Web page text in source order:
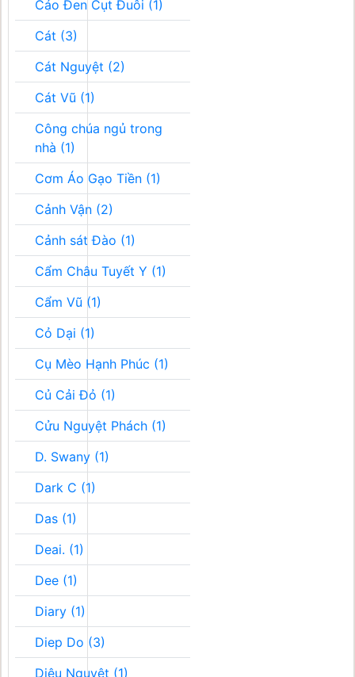
Cáo Đen Cụt Đuôi (1)
Cát (3)
Cát Nguyệt (2)
Cát Vũ (1)
Công chúa ngủ trong
nhà (1)
Cơm Áo Gạo Tiền (1)
Cảnh Vận (2)
Cảnh sát Đào (1)
Cẩm Châu Tuyết Y (1)
Cẩm Vũ (1)
Cỏ Dại (1)
Cụ Mèo Hạnh Phúc (1)
Củ Cải Đỏ (1)
Cửu Nguyệt Phách (1)
D. Swany (1)
Dark C (1)
Das (1)
Deai. (1)
Dee (1)
Diary (1)
Diep Do (3)
Diêu Nguyệt (1)